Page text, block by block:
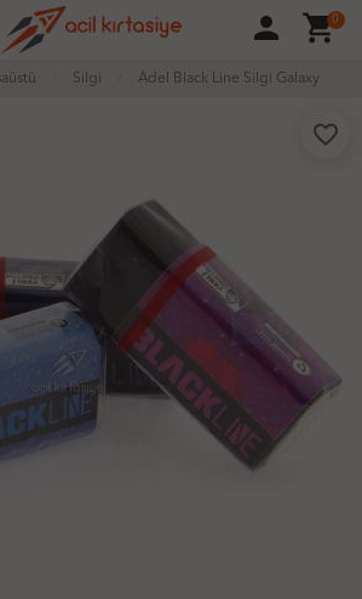
person shopping_cart
0
Silgi Adel Black Line Silgi Galaxy
favorite_border